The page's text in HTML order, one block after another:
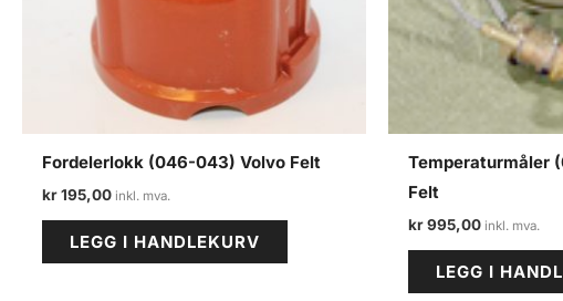
Fordelerlokk (046-043) Volvo Felt
kr195,00
LEGG I HANDLEKURV
Temperaturmåler
Felt
kr995,00
LEGG I